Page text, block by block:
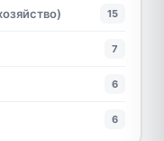
15
7
6
6